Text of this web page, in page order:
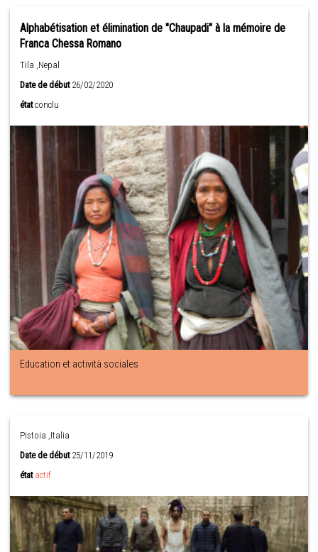
Alphabétisation et élimination de "Chaupadi" à la mémoire de
Franca Chessa Romano
Tila ,Nepal
Date de début26/02/2020
état conclu
Education et actività sociales
Pistoia ,Italia
Date de début25/11/2019
état actif